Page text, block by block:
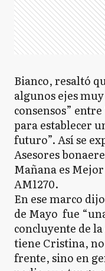
Bianco, resaltó
algunos ejes
consensos”
para establecer
futuro”. Así se
Asesores
Mañana es
AM1270.
En ese marco
de Mayo fue
concluyente de
tiene Cristina,
frente, sino en